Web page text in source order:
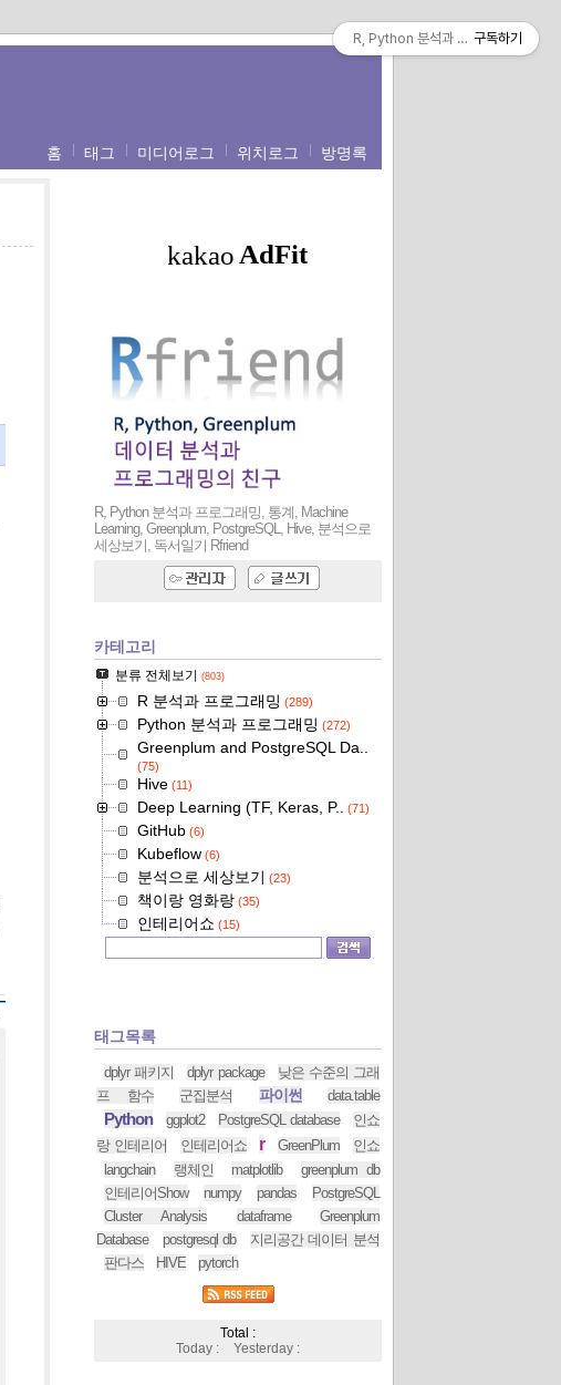
홈 태그 미디어로그 위치로그 방명록
R, Python 분석과 프로그래밍, 통계, Machine
Learning, Greenplum, PostgreSQL, Hive, 분석으로
세상보기, 독서일기
Rfriend
카테고리
분류 전체보기 (803)
R 분석과 프로그래밍 (289)
Python 분석과 프로그래밍 (272)
Greenplum and PostgreSQL Da..
(75)
Hive (11)
Deep Learning (TF, Keras, P.. (71)
GitHub (6)
Kubeflow (6)
분석으로 세상보기 (23)
책이랑 영화랑 (35)
인테리어쇼 (15)
태그목록
dplyr 패키지 dplyr package
낮은 수준의 그래
프 함수
군집분석 파이썬 data.table
Python ggplot2 PostgreSQL database
인쇼
랑 인테리어
인테리어쇼 r GreenPlum
인쇼
langchain
랭체인 matplotlib
greenplum db
인테리어Show
numpy pandas
PostgreSQL
Cluster Analysis
dataframe
Greenplum
Database
postgresql db
지리공간 데이터 분석
판다스
HIVE pytorch
Total :
Today :
Yesterday :
R, Python 분석과 프로그래밍의 친
구독하기